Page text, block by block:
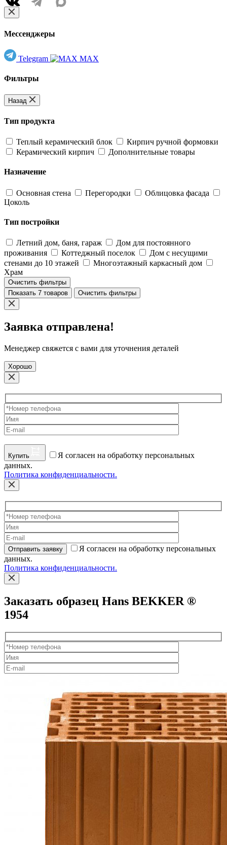
Мессенджеры
Telegram MAX
Фильтры
Назад
Тип продукта
Теплый керамический блок
Кирпич ручной формовки
Керамический кирпич
Дополнительные товары
Назначение
Основная стена Перегородки
Облицовка фасада
Цоколь
Тип постройки
Летний дом, баня, гараж
Дом для постоянного
проживания
Коттеджный поселок
Дом с несущими
стенами до 10 этажей
Многоэтажный каркасный дом
Храм
Очистить фильтры
Показать 7 товаров
Очистить фильтры
Заявка отправлена!
Менеджер свяжется с вами для уточнения деталей
Хорошо
Купить
Я согласен на обработку персональных
данных.
Политика конфиденциальности.
Отправить заявку
Я согласен на обработку персональных
данных.
Политика конфиденциальности.
Заказать образец Hans BEKKER ®
1954